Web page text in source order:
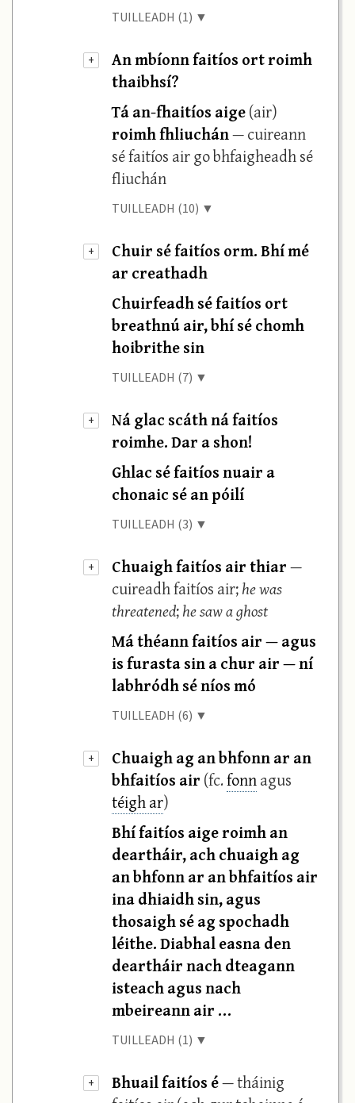
TUILLEADH (1) ▼
+
An mbíonn faitíos ort roimh
thaibhsí?
Tá an-fhaitíos aige(air)
roimh fhliuchán— cuireann
sé faitíos air go bhfaigheadh sé
fliuchán
TUILLEADH (10) ▼
+
Chuir sé faitíos orm. Bhí mé
ar creathadh
Chuirfeadh sé faitíos ort
breathnú air, bhí sé chomh
hoibrithe sin
TUILLEADH (7) ▼
+
Ná glac scáth ná faitíos
roimhe. Dar a shon!
Ghlac sé faitíos nuair a
chonaic sé an póilí
TUILLEADH (3) ▼
+ Chuaigh faitíos air thiar—
cuireadh faitíos air;he was
threatened;he saw a ghost
Má théann faitíos air — agus
is furasta sin a chur air — ní
labhródh sé níos mó
TUILLEADH (6) ▼
+
Chuaigh ag an bhfonn ar an
bhfaitíos air (fc.fonnagus
téigh ar)
Bhí faitíos aige roimh an
deartháir, ach chuaigh ag
an bhfonn ar an bhfaitíos air
ina dhiaidh sin, agus
thosaigh sé ag spochadh
léithe. Diabhal easna den
deartháir nach dteagann
isteach agus nach
mbeireann air …
TUILLEADH (1) ▼
+ Bhuail faitíos é— tháinig